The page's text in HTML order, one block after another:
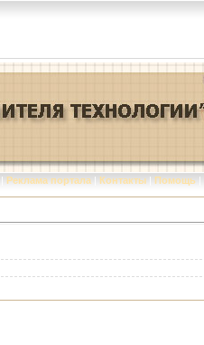
| Реклама портала | Контакты | Помощь |